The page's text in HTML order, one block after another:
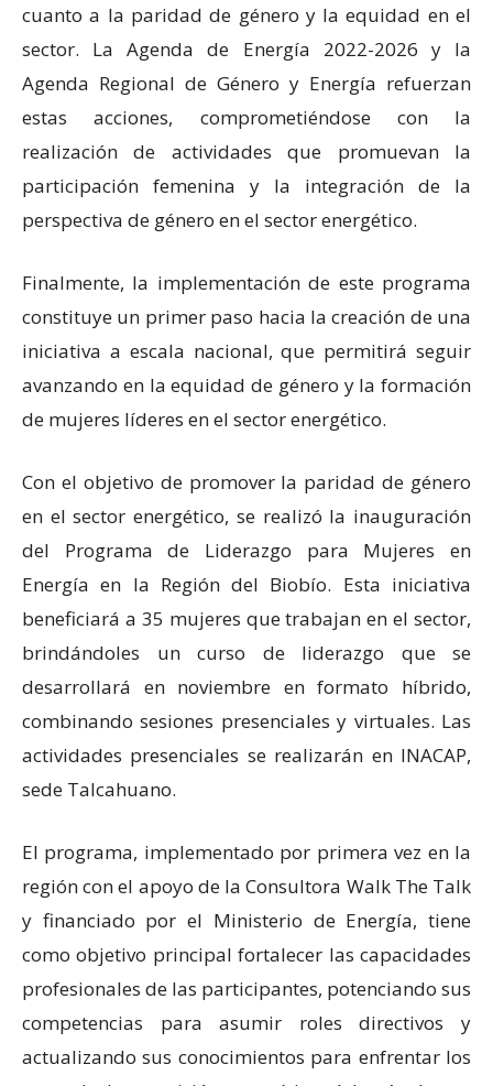
cuanto a la paridad de género y la equidad en el
sector. La Agenda de Energía 2022-2026 y la
Agenda Regional de Género y Energía refuerzan
estas acciones, comprometiéndose con la
realización de actividades que promuevan la
participación femenina y la integración de la
perspectiva de género en el sector energético.
Finalmente, la implementación de este programa
constituye un primer paso hacia la creación de una
iniciativa a escala nacional, que permitirá seguir
avanzando en la equidad de género y la formación
de mujeres líderes en el sector energético.
Con el objetivo de promover la paridad de género
en el sector energético, se realizó la inauguración
del Programa de Liderazgo para Mujeres en
Energía en la Región del Biobío. Esta iniciativa
beneficiará a 35 mujeres que trabajan en el sector,
brindándoles un curso de liderazgo que se
desarrollará en noviembre en formato híbrido,
combinando sesiones presenciales y virtuales. Las
actividades presenciales se realizarán en INACAP,
sede Talcahuano.
El programa, implementado por primera vez en la
región con el apoyo de la Consultora Walk The Talk
y financiado por el Ministerio de Energía, tiene
como objetivo principal fortalecer las capacidades
profesionales de las participantes, potenciando sus
competencias para asumir roles directivos y
actualizando sus conocimientos para enfrentar los